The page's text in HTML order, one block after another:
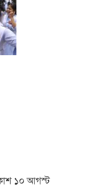
১০ আগস্ট